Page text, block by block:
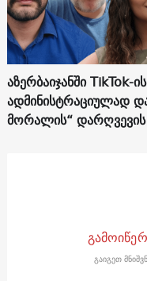
აზერბაიჯანში TikTok-
ადმინისტრაციულად
მორალის“
გაიგეთ